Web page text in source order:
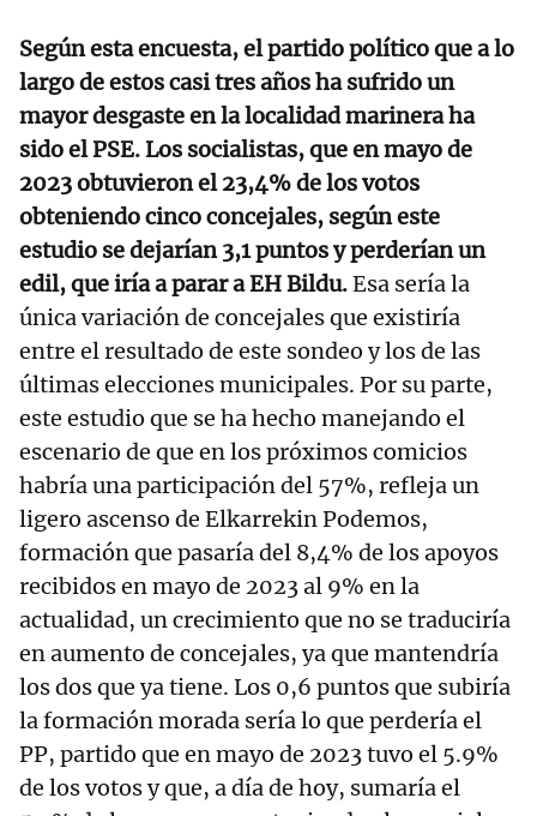
Según esta encuesta, el partido político que a lo
largo de estos casi tres años ha sufrido un
mayor desgaste en la localidad marinera ha
sido el PSE. Los socialistas, que en mayo de
2023 obtuvieron el 23,4% de los votos
obteniendo cinco concejales, según este
estudio se dejarían 3,1 puntos y perderían un
edil, que iría a parar a EH Bildu.Esa sería la
única variación de concejales que existiría
entre el resultado de este sondeo y los de las
últimas elecciones municipales. Por su parte,
este estudio que se ha hecho manejando el
escenario de que en los próximos comicios
habría una participación del 57%, refleja un
ligero ascenso de Elkarrekin Podemos,
formación que pasaría del 8,4% de los apoyos
recibidos en mayo de 2023 al 9% en la
actualidad, un crecimiento que no se traduciría
en aumento de concejales, ya que mantendría
los dos que ya tiene. Los 0,6 puntos que subiría
la formación morada sería lo que perdería el
PP, partido que en mayo de 2023 tuvo el 5.9%
de los votos y que, a día de hoy, sumaría el